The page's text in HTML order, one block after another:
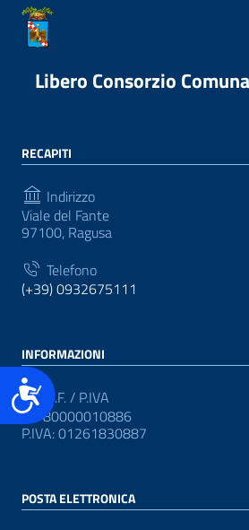
Accessibilità
Libero Consorzio
RECAPITI
Indirizzo
Viale del Fante
97100, Ragusa
Telefono
(+39) 0932675111
INFORMAZIONI
C.F. / P.IVA
CF: 80000010886
P.IVA: 01261830887
POSTA ELETTRONICA